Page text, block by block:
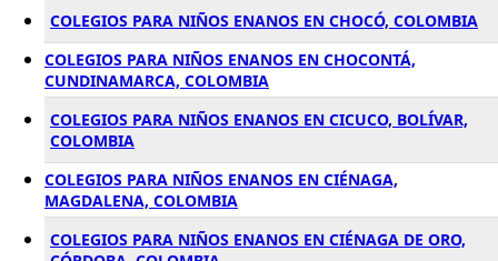
COLEGIOS PARA NIÑOS ENANOS EN CHOCÓ, COLOMBIA
COLEGIOS PARA NIÑOS ENANOS EN CHOCONTÁ,
CUNDINAMARCA, COLOMBIA
COLEGIOS PARA NIÑOS ENANOS EN CICUCO, BOLÍVAR,
COLOMBIA
COLEGIOS PARA NIÑOS ENANOS EN CIÉNAGA,
MAGDALENA, COLOMBIA
COLEGIOS PARA NIÑOS ENANOS EN CIÉNAGA DE ORO,